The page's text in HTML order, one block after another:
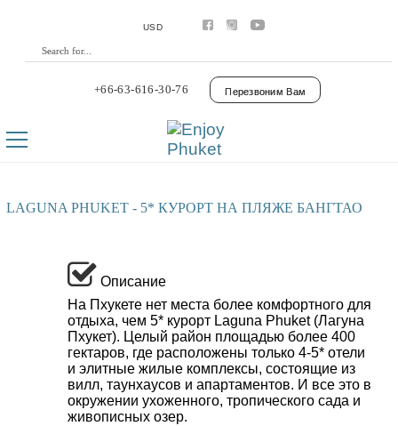
USD
+66-63-616-30-76 Перезвоним Вам
LAGUNA PHUKET - 5* КУРОРТ НА ПЛЯЖЕ БАНГТАО
Описание
На Пхукете нет места более комфортного для
отдыха, чем 5* курорт Laguna Phuket (Лагуна
Пхукет). Целый район площадью более 400
гектаров, где расположены только 4-5* отели
и элитные жилые комплексы, состоящие из
вилл, таунхаусов и апартаментов. И все это в
окружении ухоженного, тропического сада и
живописных озер.